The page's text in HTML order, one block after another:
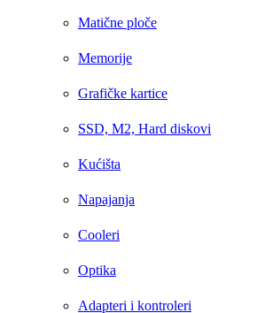
Matične ploče
Memorije
Grafičke kartice
SSD, M2, Hard diskovi
Kućišta
Napajanja
Cooleri
Optika
Adapteri i kontroleri